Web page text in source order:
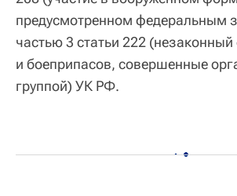
предусмотренном федеральным
частью 3 статьи 222
и боеприпасов, совершенные
группой) УК РФ.